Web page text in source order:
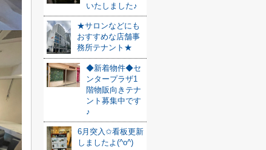
いたしました♪
★サロンなどにも
おすすめな店舗事
務所テナント★
◆新着物件◆セ
ンタープラザ1
階物販向きテナ
ント募集中です
♪
6月突入✩看板更新
しましたよ(^o^)